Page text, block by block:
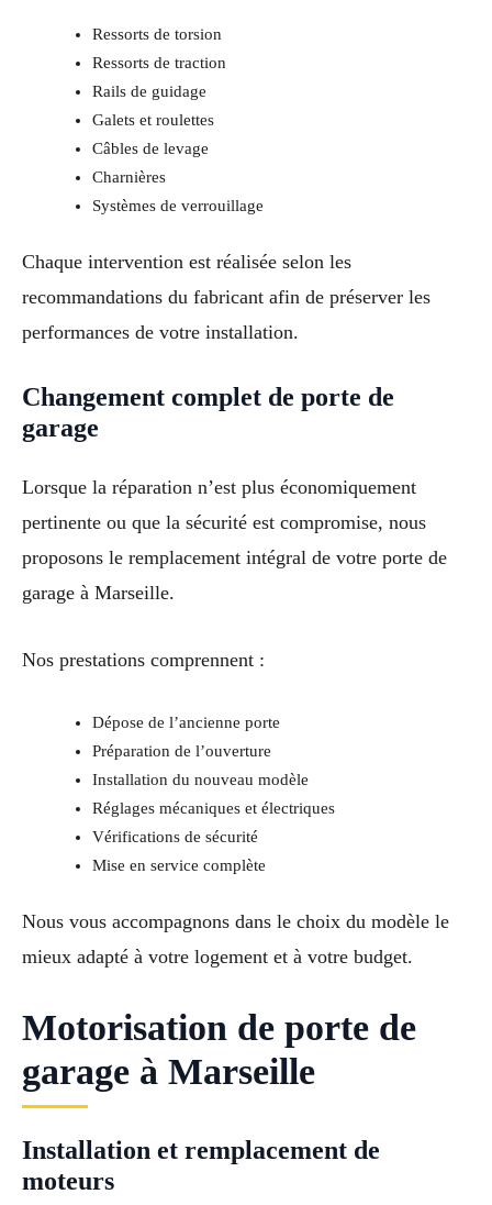
Ressorts de torsion
Ressorts de traction
Rails de guidage
Galets et roulettes
Câbles de levage
Charnières
Systèmes de verrouillage
Chaque intervention est réalisée selon les
recommandations du fabricant afin de préserver les
performances de votre installation.
Changement complet de porte de
garage
Lorsque la réparation n’est plus économiquement
pertinente ou que la sécurité est compromise, nous
proposons le remplacement intégral de votre porte de
garage à Marseille.
Nos prestations comprennent :
Dépose de l’ancienne porte
Préparation de l’ouverture
Installation du nouveau modèle
Réglages mécaniques et électriques
Vérifications de sécurité
Mise en service complète
Nous vous accompagnons dans le choix du modèle le
mieux adapté à votre logement et à votre budget.
Motorisation de porte de
garage à Marseille
Installation et remplacement de
moteurs